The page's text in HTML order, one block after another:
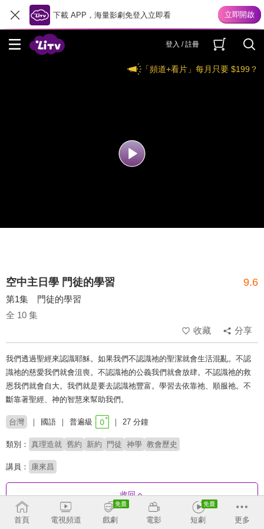
下載 APP，海量影劇免登入立即看
登入 / 註冊
「頻道+看片」每月只要 $199？
空中主日學 門徒的學習 9.6
第1集 門徒的學習
全 10 集
收藏
分享
我們透過聖經來認識耶穌。如果我們不認識祂的聖潔就會生活混亂。不認
識祂的慈愛我們就會沮喪。不認識祂的公義我們就會放肆。不認識祂的救
恩我們就會自大。我們就是要去認識祂豐富。學習去依靠祂、順服祂。不
斷靠著聖經、神的智慧來幫助我們。
台灣 國語 普遍級 27 分鐘
類別： 真理造就 舊約 新約 門徒 神學 教會歷史
講員： 康來昌
收回
首頁 電視頻道 戲劇 電影 短劇 更多